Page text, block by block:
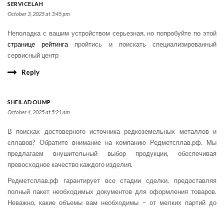
SERVICELAH
October 3, 2025 at 3:45 pm
Неполадка с вашим устройством серьезная, но попробуйте по этой
странице рейтингапройтись и поискать специализированный
сервисный центр
Reply
SHEILADOUMP
October 4, 2025 at 5:21 am
В поисках достоверного источника редкоземельных металлов и
сплавов? Обратите внимание на компанию Редметсплав.рф. Мы
предлагаем внушительный выбор продукции, обеспечивая
превосходное качество каждого изделия.
Редметсплав.рф гарантирует все стадии сделки, предоставляя
полный пакет необходимых документов для оформления товаров.
Неважно, какие объемы вам необходимы – от мелких партий до